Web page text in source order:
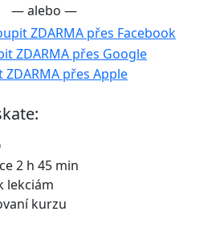
— alebo —
ZDARMA přes Facebook
ZDARMA přes Google
přes Apple
2 h 45 min
lekciám
kurzu